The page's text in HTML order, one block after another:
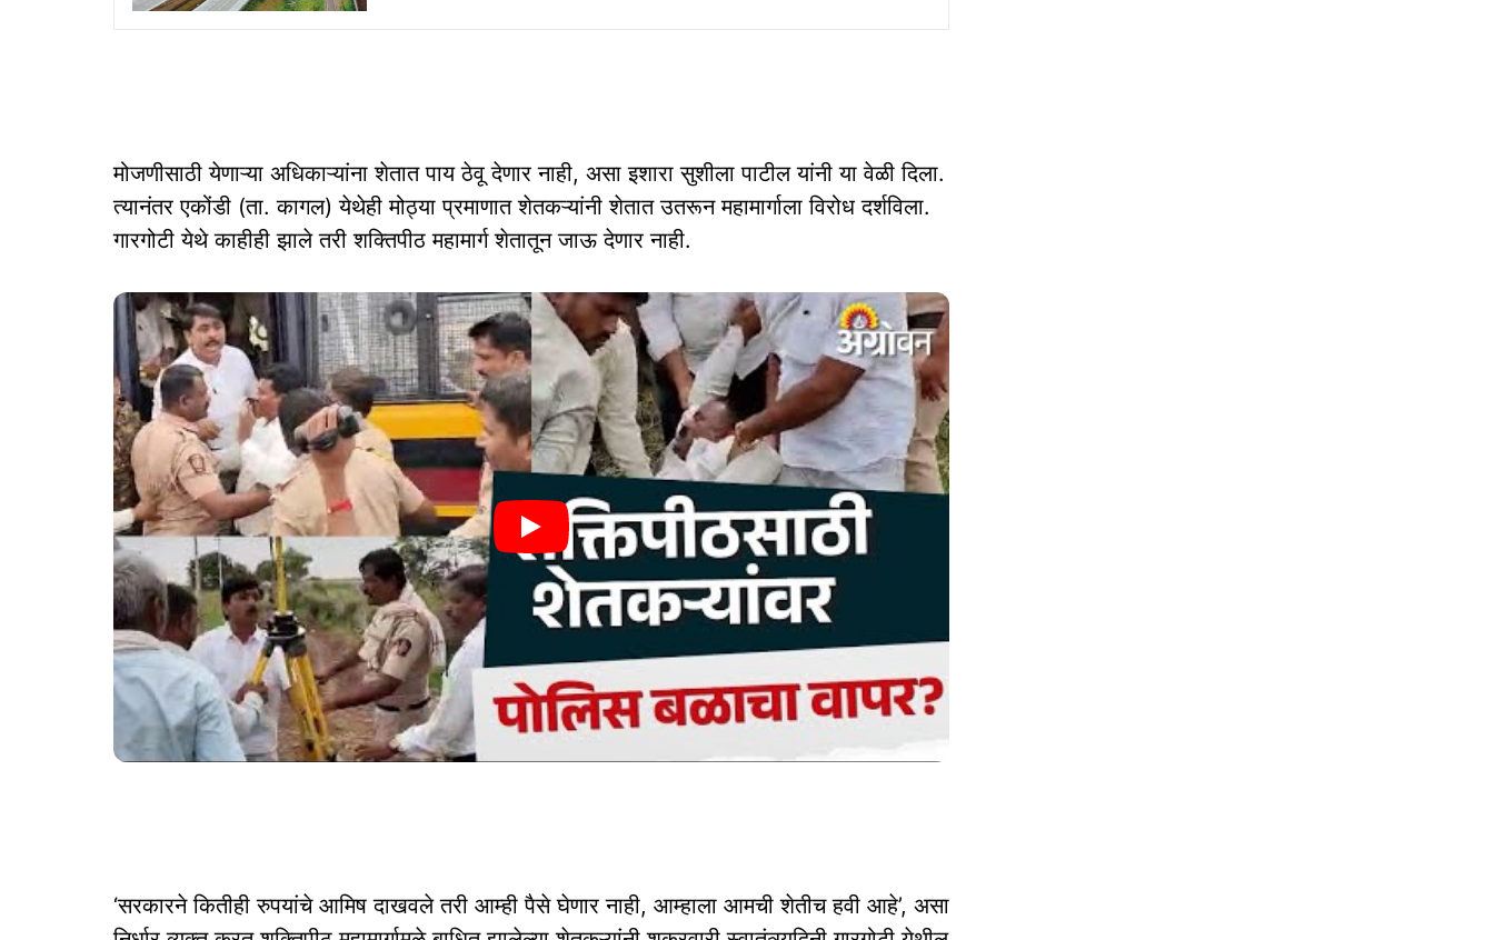
मोजणीसाठी येणाऱ्या अधिकाऱ्यांना शेतात पाय ठेवू देणार नाही, असा इशारा सुशीला पाटील यांनी या वेळी दिला.
त्यानंतर एकोंडी (ता. कागल) येथेही मोठ्या प्रमाणात शेतकऱ्यांनी शेतात उतरून महामार्गाला विरोध दर्शविला.
गारगोटी येथे काहीही झाले तरी शक्तिपीठ महामार्ग शेतातून जाऊ देणार नाही.
‘सरकारने कितीही रुपयांचे आमिष दाखवले तरी आम्ही पैसे घेणार नाही, आम्हाला आमची शेतीच हवी आहे’, असा